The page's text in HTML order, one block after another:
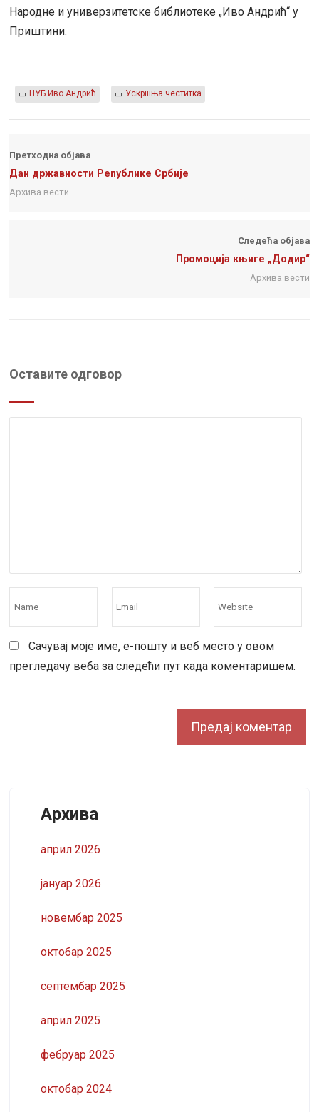
Народне и универзитетске библиотеке „Иво Андрић“ у
Приштини.
НУБ Иво Андрић Ускршња честитка
Претходна објава
Дан државности Републике Србије
Архива вести
Следећа објава
Промоција књиге „Додир“
Архива вести
Оставите одговор
Сачувај моје име, е-пошту и веб место у овом
прегледачу веба за следећи пут када коментаришем.
Архива
април 2026
јануар 2026
новембар 2025
октобар 2025
септембар 2025
април 2025
фебруар 2025
октобар 2024